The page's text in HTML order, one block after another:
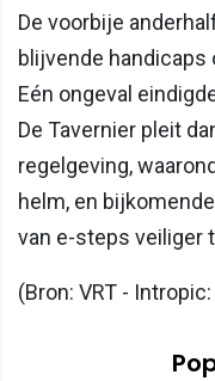
De voorbije
blijvende handicaps
Eén ongeval
De Tavernier pleit
regelgeving,
helm, en
van e-steps veiliger
(Bron: VRT -